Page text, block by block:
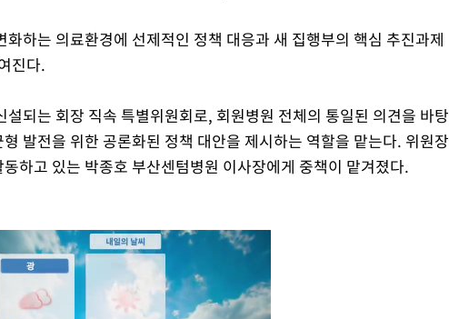
하는 의료환경에 선제적인 정책 대응과 새 집행부의 핵심 추진과제
진다.
되는 회장 직속 특별위원회로, 회원병원 전체의 통일된 의견을 바탕
발전을 위한 공론화된 정책 대안을 제시하는 역할을 맡는다. 위원장
하고 있는 박종호 부산센텀병원 이사장에게 중책이 맡겨졌다.